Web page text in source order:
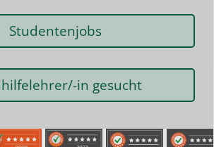
Studentenjobs
in gesucht